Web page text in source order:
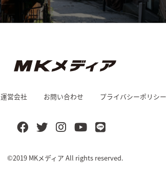
運営会社 お問い合わせ プライバシーポリシー
©2019 MKメディア All rights reserved.